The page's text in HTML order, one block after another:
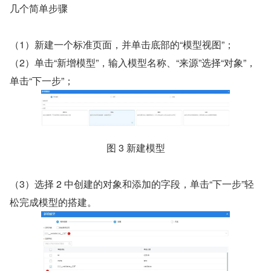
几个简单步骤
（1）新建一个标准页面，并单击底部的“模型视图”；
（2）单击“新增模型”，输入模型名称、“来源”选择“对象”，
单击“下一步”；
图 3 新建模型
（3）选择 2 中创建的对象和添加的字段，单击“下一步”轻
松完成模型的搭建。